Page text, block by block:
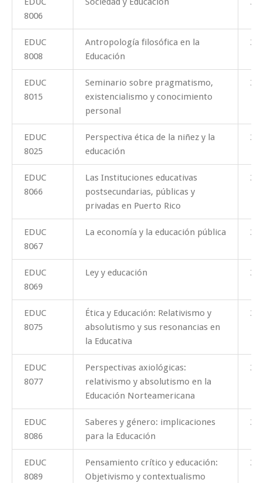
8006
EDUC
8008
Antropología filosófica en la
Educación
3
EDUC
8015
Seminario sobre pragmatismo,
existencialismo y conocimiento
personal
3
EDUC
8025
Perspectiva ética de la niñez y la
educación
3
EDUC
8066
Las Instituciones educativas
postsecundarias, públicas y
privadas en Puerto Rico
3
EDUC
8067
La economía y la educación pública 3
EDUC
8069
Ley y educación 3
EDUC
8075
Ética y Educación: Relativismo y
absolutismo y sus resonancias en
la Educativa
3
EDUC
8077
Perspectivas axiológicas:
relativismo y absolutismo en la
Educación Norteamericana
3
EDUC
8086
Saberes y género: implicaciones
para la Educación
3
EDUC
8089
Pensamiento crítico y educación:
Objetivismo y contextualismo
3